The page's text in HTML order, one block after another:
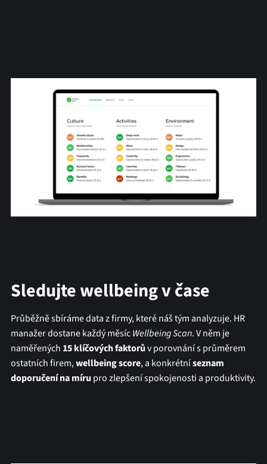
Sledujte wellbeing v čase
Průběžně sbíráme data z firmy, které náš tým analyzuje. HR
manažer dostane každý měsícWellbeing Scan. V něm je
naměřených 15 klíčových faktorův porovnání s průměrem
ostatních firem,wellbeing score, a konkrétníseznam
doporučenína míru pro zlepšení spokojenosti a produktivity.